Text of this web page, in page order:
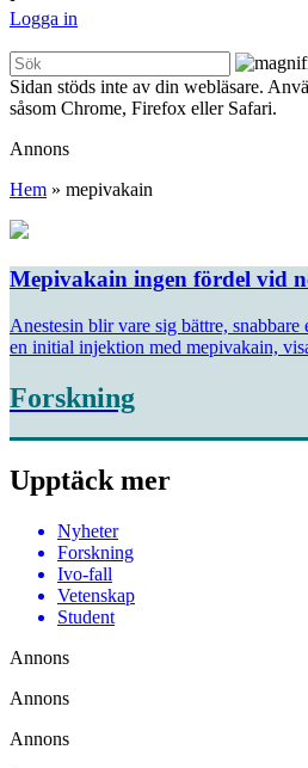
Logga in
Sidan stöds inte av din webläsare.
såsom Chrome, Firefox eller Safari.
Annons
Hem » mepivakain
Mepivakain ingen fördel vid
Anestesin blir vare sig bättre,
en initial injektion med mepivakain,
Forskning
Upptäck mer
Nyheter
Forskning
Ivo-fall
Vetenskap
Student
Annons
Annons
Annons